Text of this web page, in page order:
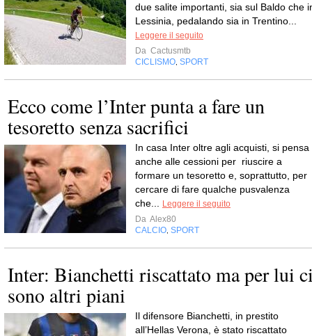
due salite importanti, sia sul Baldo che
Lessinia, pedalando sia in Trentino...
Leggere il seguito
Da Cactusmtb
CICLISMO, SPORT
Ecco come l’Inter punta a fare un
tesoretto senza sacrifici
In casa Inter oltre agli acquisti, si pensa
anche alle cessioni per riuscire a
formare un tesoretto e, soprattutto, per
cercare di fare qualche pusvalenza
che... Leggere il seguito
Da Alex80
CALCIO, SPORT
Inter: Bianchetti riscattato ma per lui
sono altri piani
Il difensore Bianchetti, in prestito
all’Hellas Verona, è stato riscattato